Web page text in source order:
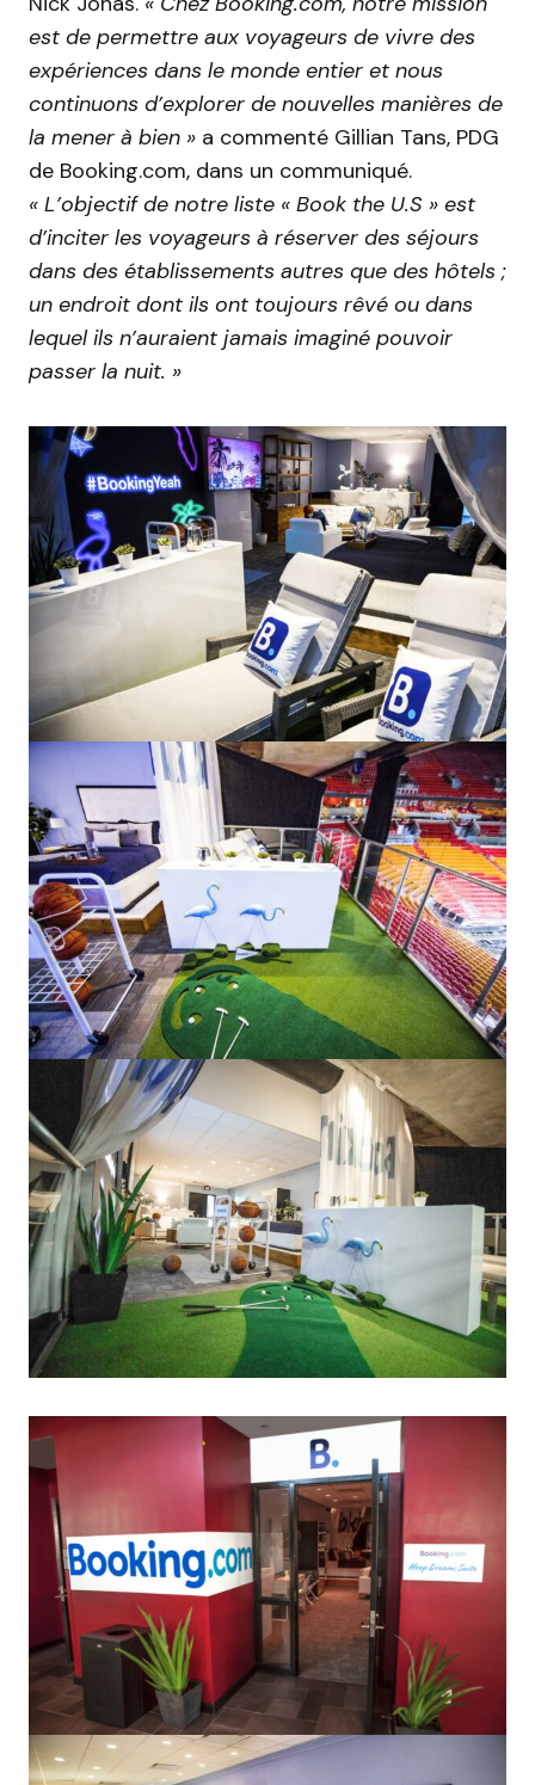
est de permettre aux voyageurs de vivre des
expériences dans le monde entier et nous
continuons d’explorer de nouvelles manières de
la mener à bien » a commenté Gillian Tans, PDG
de Booking.com, dans un communiqué.
« L’objectif de notre liste « Book the U.S » est
d’inciter les voyageurs à réserver des séjours
dans des établissements autres que des hôtels ;
un endroit dont ils ont toujours rêvé ou dans
lequel ils n’auraient jamais imaginé pouvoir
passer la nuit. »